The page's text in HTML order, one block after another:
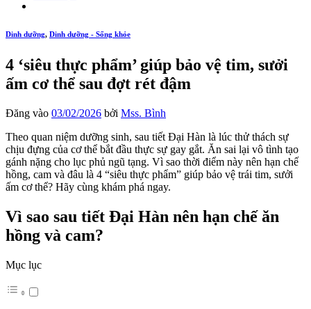
Dinh dưỡng, Dinh dưỡng - Sống khỏe
4 ‘siêu thực phẩm’ giúp bảo vệ tim, sưởi
ấm cơ thể sau đợt rét đậm
Đăng vào 03/02/2026 bởi Mss. Bình
Theo quan niệm dưỡng sinh, sau tiết Đại Hàn là lúc thử thách sự
chịu đựng của cơ thể bắt đầu thực sự gay gắt. Ăn sai lại vô tình tạo
gánh nặng cho lục phủ ngũ tạng. Vì sao thời điểm này nên hạn chế
hồng, cam và đâu là 4 “siêu thực phẩm” giúp bảo vệ trái tim, sưởi
ấm cơ thể? Hãy cùng khám phá ngay.
Vì sao sau tiết Đại Hàn nên hạn chế ăn
hồng và cam?
Mục lục